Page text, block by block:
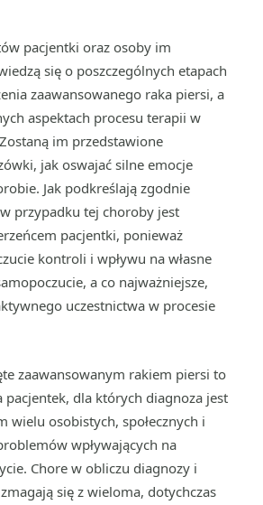
pacjentki oraz osoby im
się o poszczególnych etapach
zaawansowanego raka piersi, a
aspektach procesu terapii w
im przedstawione
jak oswajać silne emocje
Jak podkreślają zgodnie
przypadku tej choroby jest
pacjentki, ponieważ
kontroli i wpływu na własne
a co najważniejsze,
uczestnictwa w procesie
zaawansowanym rakiem piersi to
pacjentek, dla których diagnoza jest
wielu osobistych, społecznych i
wpływających na
Chore w obliczu diagnozy i
się z wieloma, dotychczas